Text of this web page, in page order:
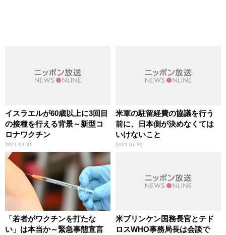
イスラエルが60歳以上に3回目
の接種を行える背景～新型コ
ロナワクチン
2021.07.31
米軍の駐留経費の協議を行う
前に、日本側が決めなくては
いけないこと
2021.07.31
「若者がワクチンを打たな
い」は本当か～緊急事態宣言
米ブリンケン国務長官とテド
ロスWHO事務局長は会談で